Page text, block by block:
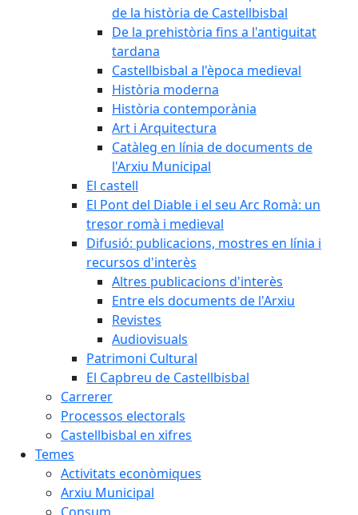
de la història de Castellbisbal
De la prehistòria fins a l'antiguitat
tardana
Castellbisbal a l'època medieval
Història moderna
Història contemporània
Art i Arquitectura
Catàleg en línia de documents de
l'Arxiu Municipal
El castell
El Pont del Diable i el seu Arc Romà: un
tresor romà i medieval
Difusió: publicacions, mostres en línia i
recursos d'interès
Altres publicacions d'interès
Entre els documents de l'Arxiu
Revistes
Audiovisuals
Patrimoni Cultural
El Capbreu de Castellbisbal
Carrerer
Processos electorals
Castellbisbal en xifres
Temes
Activitats econòmiques
Arxiu Municipal